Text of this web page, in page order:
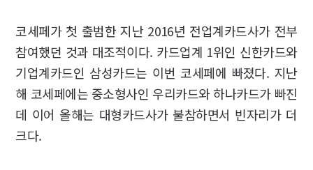
코세페가 첫 출범한 지난 2016년 전업계카드사가 전부
참여했던 것과 대조적이다. 카드업계 1위인 신한카드와
기업계카드인 삼성카드는 이번 코세페에 빠졌다. 지난
해 코세페에는 중소형사인 우리카드와 하나카드가 빠진
데 이어 올해는 대형카드사가 불참하면서 빈자리가 더
크다.